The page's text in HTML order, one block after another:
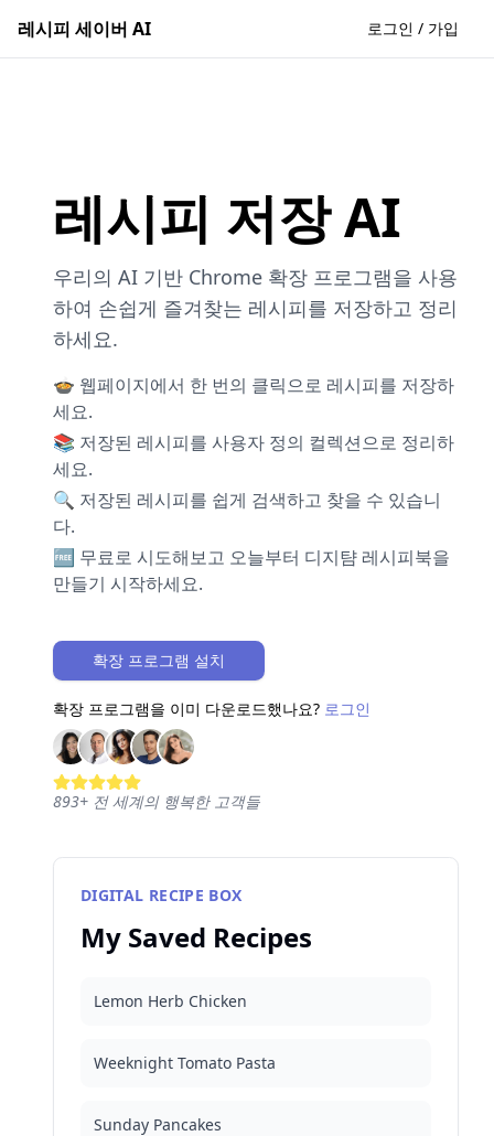
레시피 세이버 AI 로그인 / 가입
레시피 저장 AI
우리의 AI 기반 Chrome 확장 프로그램을 사용
하여 손쉽게 즐겨찾는 레시피를 저장하고 정리
하세요.
🍲 웹페이지에서 한 번의 클릭으로 레시피를 저장하
세요.
📚 저장된 레시피를 사용자 정의 컬렉션으로 정리하
세요.
🔍 저장된 레시피를 쉽게 검색하고 찾을 수 있습니
다.
🆓 무료로 시도해보고 오늘부터 디지턈 레시피북을
만들기 시작하세요.
확장 프로그램 설치
확장 프로그램을 이미 다운로드했나요? 로그인
893+ 전 세계의 행복한 고객들
DIGITAL RECIPE BOX
My Saved Recipes
Lemon Herb Chicken
Weeknight Tomato Pasta
Sunday Pancakes